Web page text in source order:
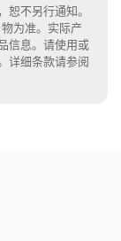
不另行通知。
为准。 实际产
信息。请使用或
详细条款请参阅